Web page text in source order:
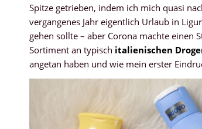
Spitze getrieben, indem ich mich quasi
vergangenes Jahr eigentlich Urlaub in
gehen sollte – aber Corona machte einen
Sortiment an typisch italienischen
angetan haben und wie mein erster